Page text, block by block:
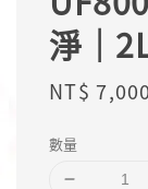
淨｜
Regular
NT$ 7,000
數量